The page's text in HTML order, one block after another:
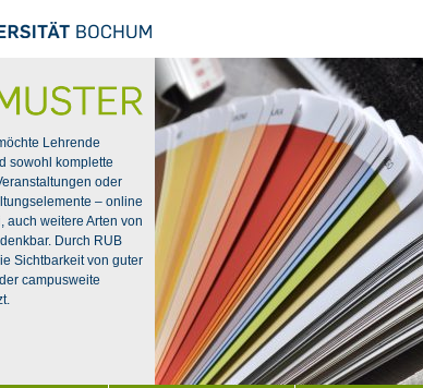
Lehrende
sowohl komplette
oder
– online
auch weitere Arten von
Durch RUB
Sichtbarkeit von guter
campusweite